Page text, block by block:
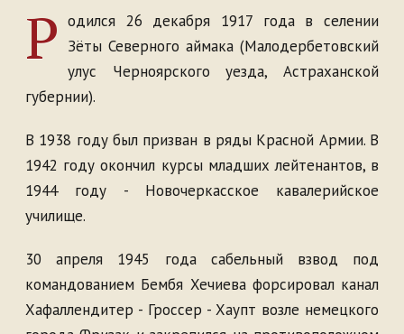
Р одился 26 декабря 1917 года в селении
Зёты Северного аймака (Малодербетовский
улус Черноярского уезда, Астраханской
губернии).
В 1938 году был призван в ряды Красной Армии. В
1942 году окончил курсы младших лейтенантов, в
1944 году - Новочеркасское кавалерийское
училище.
30 апреля 1945 года сабельный взвод под
командованием Бембя Хечиева форсировал канал
Хафаллендитер - Гроссер - Хаупт возле немецкого